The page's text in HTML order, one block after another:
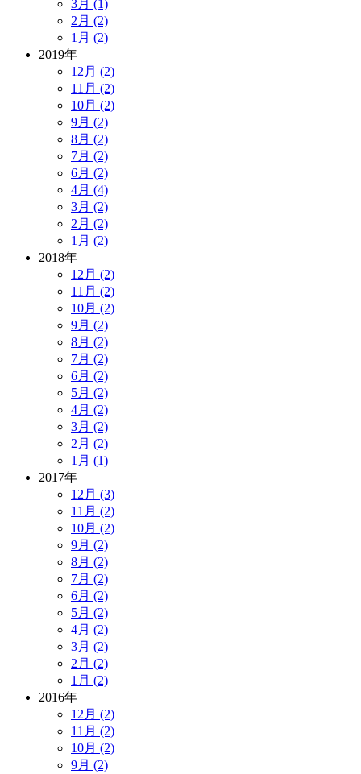
3月 (1)
2月 (2)
1月 (2)
2019年
12月 (2)
11月 (2)
10月 (2)
9月 (2)
8月 (2)
7月 (2)
6月 (2)
4月 (4)
3月 (2)
2月 (2)
1月 (2)
2018年
12月 (2)
11月 (2)
10月 (2)
9月 (2)
8月 (2)
7月 (2)
6月 (2)
5月 (2)
4月 (2)
3月 (2)
2月 (2)
1月 (1)
2017年
12月 (3)
11月 (2)
10月 (2)
9月 (2)
8月 (2)
7月 (2)
6月 (2)
5月 (2)
4月 (2)
3月 (2)
2月 (2)
1月 (2)
2016年
12月 (2)
11月 (2)
10月 (2)
9月 (2)